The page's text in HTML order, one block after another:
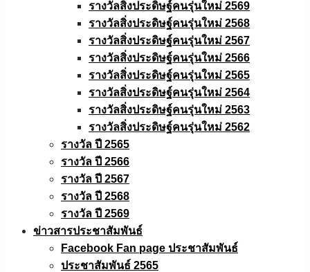
รางวัลสิ่งประดิษฐ์คนรุ่นใหม่ 2569
รางวัลสิ่งประดิษฐ์คนรุ่นใหม่ 2568
รางวัลสิ่งประดิษฐ์คนรุ่นใหม่ 2567
รางวัลสิ่งประดิษฐ์คนรุ่นใหม่ 2566
รางวัลสิ่งประดิษฐ์คนรุ่นใหม่ 2565
รางวัลสิ่งประดิษฐ์คนรุ่นใหม่ 2564
รางวัลสิ่งประดิษฐ์คนรุ่นใหม่ 2563
รางวัลสิ่งประดิษฐ์คนรุ่นใหม่ 2562
รางวัล ปี 2565
รางวัล ปี 2566
รางวัล ปี 2567
รางวัล ปี 2568
รางวัล ปี 2569
ข่าวสารประชาสัมพันธ์
Facebook Fan page ประชาสัมพันธ์
ประชาสัมพันธ์ 2565